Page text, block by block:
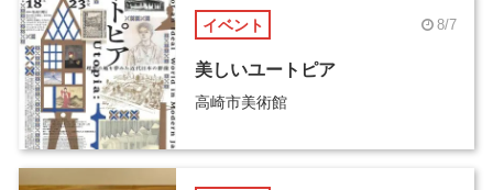
イベント 8/7
美しいユートピア
高崎市美術館